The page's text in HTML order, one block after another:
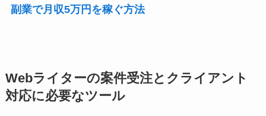
副業で月収5万円を稼ぐ方法
Webライターの案件受注とクライアント
対応に必要なツール